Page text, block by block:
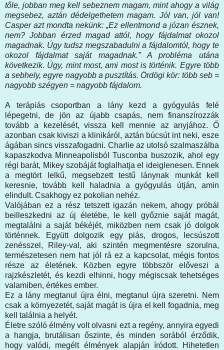
tőle, jobban meg kell sebeznem magam, mint ahogy a világ
megsebez, aztán dédelgethetem magam. Jól van, jól van!
Casper azt mondta nekünk: „Ez ellentmond a józan észnek,
nem? Jobban érzed magad attól, hogy fájdalmat okozol
magadnak. Úgy tudsz megszabadulni a fájdalomtól, hogy te
okozol fájdalmat saját magadnak.” A probléma utána
következik. Úgy, mint most, ami most is történik. Egyre több
a sebhely, egyre nagyobb a pusztítás. Ördögi kör: több seb =
nagyobb szégyen = nagyobb fájdalom.
A terápiás csoportban a lány kezd a gyógyulás felé
lépegetni, de jön az újabb csapás, nem finanszírozzák
tovább a kezelését, vissza kell mennie az anyjához. Ő
azonban csak kiviszi a klinikáról, aztán búcsút int neki, esze
ágában sincs visszafogadni. Charlie az utolsó szalmaszálba
kapaszkodva Minneapolisból Tusconba buszozik, ahol egy
régi barát, Mikey szobáját foglalhatja el ideiglenesen. Ennek
a megtört lelkű, megsebzett testű lánynak munkát kell
keresnie, tovább kell haladnia a gyógyulás útján, amin
elindult. Csakhogy ez pokolian nehéz.
Valójában ez a rész tetszett igazán nekem, ahogy próbál
beilleszkedni az új életébe, le kell győznie saját magát,
megtalálni a saját békéjét, miközben nem csak jó dolgok
történnek. Együtt dolgozik egy piás, drogos, lecsúszott
zenésszel, Riley-val, aki szintén megmentésre szorulna,
természetesen nem hat jól rá ez a kapcsolat, mégis fontos
része az életének. Közben egyre többször előveszi a
rajzkészletét, és kezdi elhinni, hogy mégiscsak tehetséges
valamiben, értékes ember.
Ez a lány megtanul újra élni, megtanul újra szeretni. Nem
csak a környezetét, saját magát is újra el kell fogadnia, meg
kell találnia a helyét.
Életre szóló élmény volt olvasni ezt a regény, annyira egyedi
a hangja, brutálisan őszinte, és minden sorából érződik,
hogy valódi, megélt élmények alapján íródott. Hihetetlen